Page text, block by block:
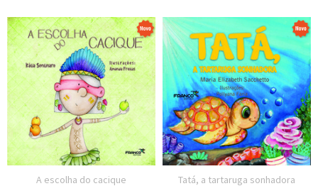
A escolha do cacique
Tatá, a tartaruga sonhadora